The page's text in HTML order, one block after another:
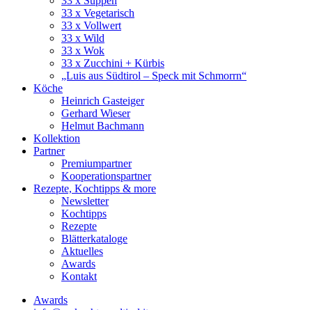
33 x Vegetarisch
33 x Vollwert
33 x Wild
33 x Wok
33 x Zucchini + Kürbis
„Luis aus Südtirol – Speck mit Schmorrn“
Köche
Heinrich Gasteiger
Gerhard Wieser
Helmut Bachmann
Kollektion
Partner
Premiumpartner
Kooperationspartner
Rezepte, Kochtipps & more
Newsletter
Kochtipps
Rezepte
Blätterkataloge
Aktuelles
Awards
Kontakt
Awards